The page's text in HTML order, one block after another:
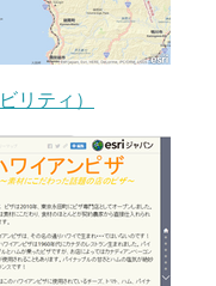
リティ）